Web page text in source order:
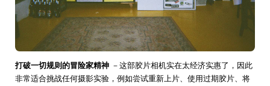
打破一切规则的冒险家精神 －这部胶片相机实在太经济实惠了，因此
非常适合挑战任何摄影实验，例如尝试重新上片、使用过期胶片、将